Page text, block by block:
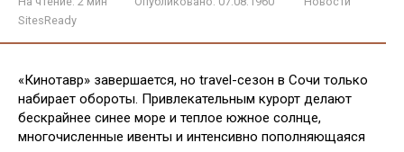
SitesReady
«Кинотавр» завершается, но travel-сезон в Сочи только
набирает обороты. Привлекательным курорт делают
бескрайнее синее море и теплое южное солнце,
многочисленные ивенты и интенсивно пополняющаяся